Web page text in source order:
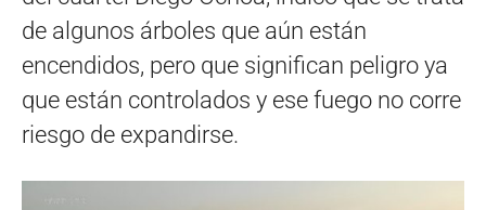
de algunos árboles que aún están
encendidos, pero que significan peligro ya
que están controlados y ese fuego no corre
riesgo de expandirse.